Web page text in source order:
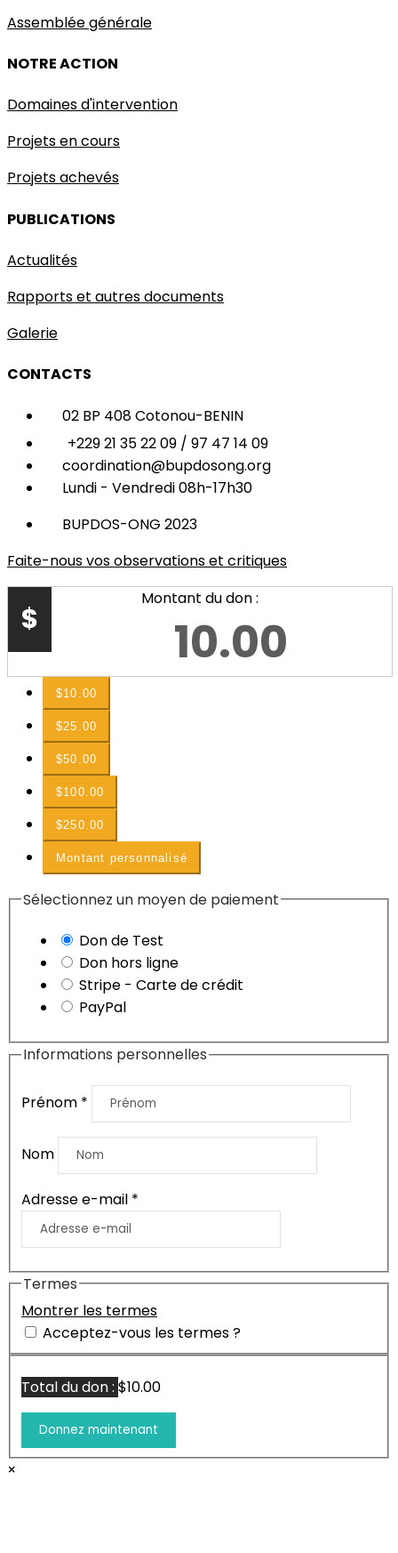
Assemblée générale
NOTRE ACTION
Domaines d'intervention
Projets en cours
Projets achevés
PUBLICATIONS
Actualités
Rapports et autres documents
Galerie
CONTACTS
02 BP 408 Cotonou-BENIN
+229 21 35 22 09 / 97 47 14 09
coordination@bupdosong.org
Lundi - Vendredi 08h-17h30
BUPDOS-ONG 2023
Faite-nous vos observations et critiques
$
Montant du don :
$10.00
$25.00
$50.00
$100.00
$250.00
Montant personnalisé
Sélectionnez un moyen de paiement
Don de Test
Don hors ligne
Stripe - Carte de crédit
PayPal
Informations personnelles
Prénom *
Nom
Adresse e-mail *
Termes
Montrer les termes
Acceptez-vous les termes ?
Total du don : $10.00
×